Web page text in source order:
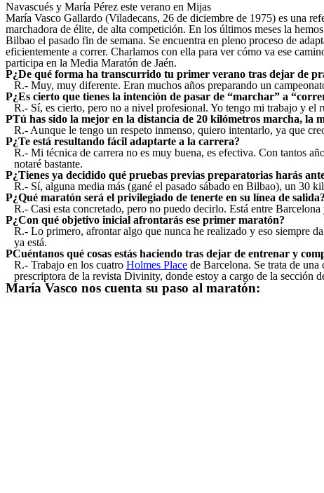
Navascués y María Pérez este verano en Mijas
María Vasco Gallardo (Viladecans, 26 de diciembre de 1975) es una
marchadora de élite, de alta competición. En los últimos meses la
Bilbao el pasado fin de semana. Se encuentra en pleno proceso de
eficientemente a correr. Charlamos con ella para ver cómo va ese
participa en la Media Maratón de Jaén.
P¿De qué forma ha transcurrido tu primer verano tras dejar de
R.- Muy, muy diferente. Eran muchos años preparando un
P¿Es cierto que tienes la intención de pasar de “marchar” a
R.- Sí, es cierto, pero no a nivel profesional. Yo tengo mi trabajo y
PTú has sido la mejor en la distancia de 20 kilómetros marcha, la
R.- Aunque le tengo un respeto inmenso, quiero intentarlo, ya que
P¿Te está resultando fácil adaptarte a la carrera?
R.- Mi técnica de carrera no es muy buena, es efectiva. Con tantos
notaré bastante.
P¿Tienes ya decidido qué pruebas previas preparatorias harás
R.- Sí, alguna media más (gané el pasado sábado en Bilbao), un 30
P¿Qué maratón será el privilegiado de tenerte en su línea de salida?
R.- Casi esta concretado, pero no puedo decirlo. Está entre
P¿Con qué objetivo inicial afrontarás ese primer maratón?
R.- Lo primero, afrontar algo que nunca he realizado y eso siempre
ya está.
PCuéntanos qué cosas estás haciendo tras dejar de entrenar y
R.- Trabajo en los cuatro Holmes Place de Barcelona. Se trata de
prescriptora de la revista Divinity, donde estoy a cargo de la sección
María Vasco nos cuenta su paso al maratón: